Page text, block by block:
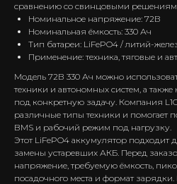
сравнению со свинцовыми
Номинальное напряжение: 72В
Номинальная ёмкость: 330 Ач
Тип батареи: LiFePO4 / литий-
Применение: техника, тяговые и
Модель 72В 330 Ач можно
техники и автономных систем, а
под конкретную задачу. Компания
различные типы техники и помогает
BMS и рабочий режим под нагрузку.
Этот LiFePO4 аккумулятор подходит
замены устаревших АКБ. Перед
напряжение, требуемую ёмкость,
посадочного места и формат